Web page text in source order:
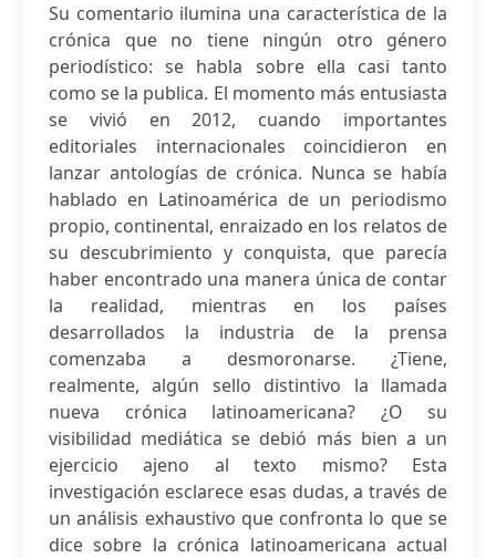
Su comentario ilumina una característica de la
crónica que no tiene ningún otro género
periodístico: se habla sobre ella casi tanto
como se la publica. El momento más entusiasta
se vivió en 2012, cuando importantes
editoriales internacionales coincidieron en
lanzar antologías de crónica. Nunca se había
hablado en Latinoamérica de un periodismo
propio, continental, enraizado en los relatos de
su descubrimiento y conquista, que parecía
haber encontrado una manera única de contar
la realidad, mientras en los países
desarrollados la industria de la prensa
comenzaba a desmoronarse. ¿Tiene,
realmente, algún sello distintivo la llamada
nueva crónica latinoamericana? ¿O su
visibilidad mediática se debió más bien a un
ejercicio ajeno al texto mismo? Esta
investigación esclarece esas dudas, a través de
un análisis exhaustivo que confronta lo que se
dice sobre la crónica latinoamericana actual